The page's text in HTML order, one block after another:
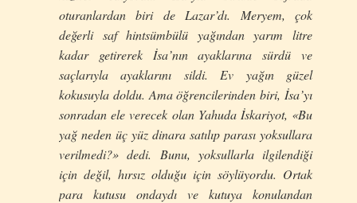
oturanlardan biri de Lazar’dı. Meryem, çok
değerli saf hintsümbülü yağından yarım litre
kadar getirerek İsa’nın ayaklarına sürdü ve
saçlarıyla ayaklarını sildi. Ev yağın güzel
kokusuyla doldu. Ama öğrencilerinden biri, İsa’yı
sonradan ele verecek olan Yahuda İskariyot, «Bu
yağ neden üç yüz dinara satılıp parası yoksullara
verilmedi?» dedi. Bunu, yoksullarla ilgilendiği
için değil, hırsız olduğu için söylüyordu. Ortak
para kutusu ondaydı ve kutuya konulandan